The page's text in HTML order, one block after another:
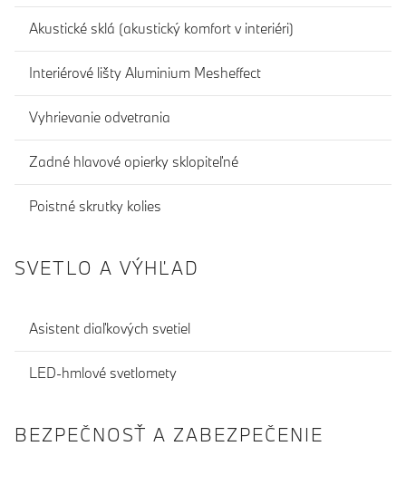
Akustické sklá (akustický komfort v interiéri)
Interiérové lišty Aluminium Mesheffect
Vyhrievanie odvetrania
Zadné hlavové opierky sklopiteľné
Poistné skrutky kolies
SVETLO A VÝHĽAD
Asistent diaľkových svetiel
LED-hmlové svetlomety
BEZPEČNOSŤ A ZABEZPEČENIE